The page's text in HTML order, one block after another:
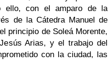
ello, con el amparo de la
de la Cátedra Manuel de
principio de Soleá Morente,
Arias, y el trabajo del
con la ciudad, las